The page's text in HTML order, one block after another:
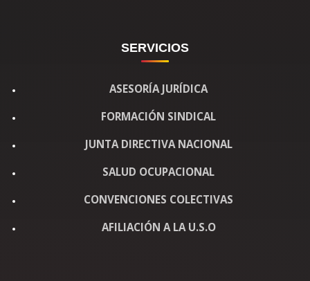
SERVICIOS
ASESORÍA JURÍDICA
FORMACIÓN SINDICAL
JUNTA DIRECTIVA NACIONAL
SALUD OCUPACIONAL
CONVENCIONES COLECTIVAS
AFILIACIÓN A LA U.S.O